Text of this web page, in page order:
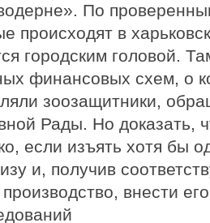
По
происходят в
городским головой.
финансовых схем, о
зоозащитники,
Рады. Но доказать,
если изъять хотя бы
и, получив
внести